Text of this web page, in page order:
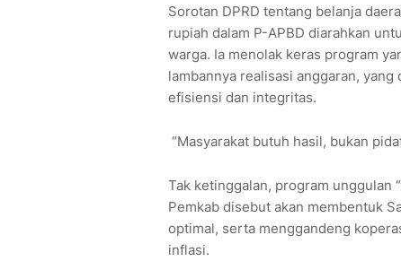
Sorotan DPRD tentang belanja
rupiah dalam P-APBD diarahkan
warga. Ia menolak keras program
lambannya realisasi anggaran,
efisiensi dan integritas.
“Masyarakat butuh hasil, bukan
Tak ketinggalan, program unggulan
Pemkab disebut akan membentuk
optimal, serta menggandeng
inflasi.